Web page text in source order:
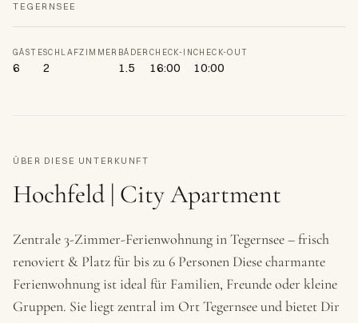
TEGERNSEE
GÄSTE
6
SCHLAFZIMMER
2
BÄDER
1.5
CHECK-IN
16:00
CHECK-OUT
10:00
ÜBER DIESE UNTERKUNFT
Hochfeld | City Apartment
Zentrale 3-Zimmer-Ferienwohnung in Tegernsee – frisch
renoviert & Platz für bis zu 6 Personen Diese charmante
Ferienwohnung ist ideal für Familien, Freunde oder kleine
Gruppen. Sie liegt zentral im Ort Tegernsee und bietet Dir